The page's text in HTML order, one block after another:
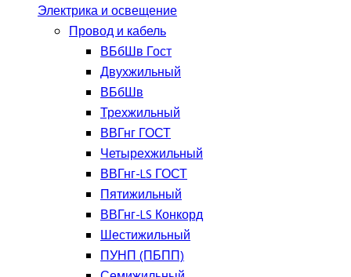
Электрика и освещение
Провод и кабель
ВБбШв Гост
Двухжильный
ВБбШв
Трехжильный
ВВГнг ГОСТ
Четырехжильный
ВВГнг-LS ГОСТ
Пятижильный
ВВГнг-LS Конкорд
Шестижильный
ПУНП (ПБПП)